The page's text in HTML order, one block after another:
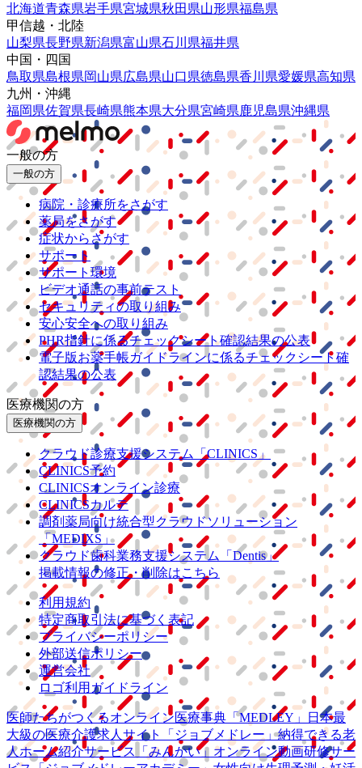
北海道青森県岩手県宮城県秋田県山形県福島県
甲信越・北陸
山梨県長野県新潟県富山県石川県福井県
中国・四国
鳥取県島根県岡山県広島県山口県徳島県香川県愛媛県高知県
九州・沖縄
福岡県佐賀県長崎県熊本県大分県宮崎県鹿児島県沖縄県
一般の方
一般の方
病院・診療所をさがす
薬局をさがす
症状からさがす
サポート
サポート環境
ビデオ通話の事前テスト
セキュリティの取り組み
安心安全への取り組み
PHR指針に係るチェックシート確認結果の公表
電子版お薬手帳ガイドラインに係るチェックシート確
認結果の公表
医療機関の方
医療機関の方
クラウド診療支援システム
「CLINICS」
CLINICS予約
CLINICSオンライン診療
CLINICSカルテ
調剤薬局向け統合型クラウドソリューション
「MEDIXS」
クラウド歯科業務支援システム
「Dentis」
掲載情報の修正・削除はこちら
利用規約
特定商取引法に基づく表記
プライバシーポリシー
外部送信ポリシー
運営会社
ロゴ利用ガイドライン
医師たちがつくるオンライン医療事典 「MEDLEY」
日本最
大級の医療介護求人サイト 「ジョブメドレー」納得できる老
人ホーム紹介サービス
「みんかい」 オンライン動画研修サー